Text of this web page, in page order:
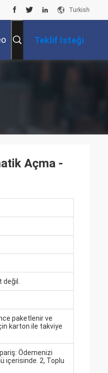
Turkish
Teklif Isteği
Açma -
paketlenir ve
karton ile takviye
Ödemenizi
içerisinde. 2, Toplu